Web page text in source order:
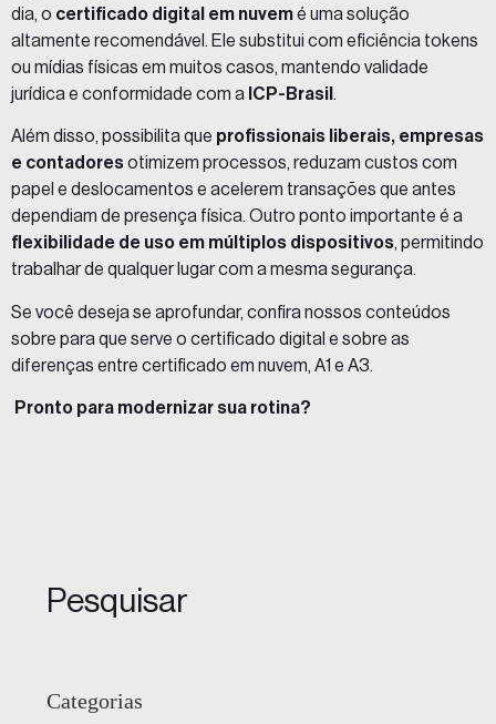
dia, o certificado digital em nuvemé uma solução
altamente recomendável. Ele substitui com eficiência tokens
ou mídias físicas em muitos casos, mantendo validade
jurídica e conformidade com a ICP-Brasil .
Além disso, possibilita que profissionais liberais, empresas
e contadoresotimizem processos, reduzam custos com
papel e deslocamentos e acelerem transações que antes
dependiam de presença física. Outro ponto importante é a
flexibilidade de uso em múltiplos dispositivos, permitindo
trabalhar de qualquer lugar com a mesma segurança.
Se você deseja se aprofundar, confira nossos conteúdos
sobre para que serve o certificado digital e sobre as
diferenças entre certificado em nuvem, A1 e A3.
Pronto para modernizar sua rotina?
Pesquisar
Categorias